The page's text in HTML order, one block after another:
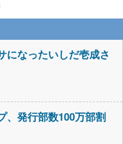
になったいしだ壱成さ
、発行部数100万部割